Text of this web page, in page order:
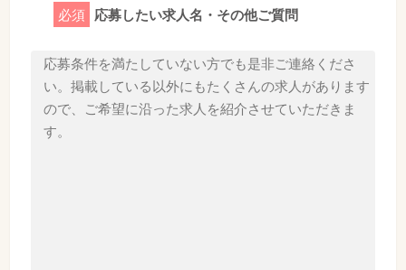
必須 応募したい求人名・その他ご質問